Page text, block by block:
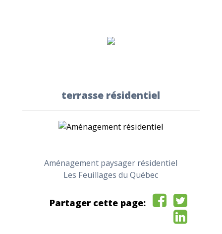
terrasse résidentiel
Aménagement paysager résidentiel
Les Feuillages du Québec
Partager cette page: